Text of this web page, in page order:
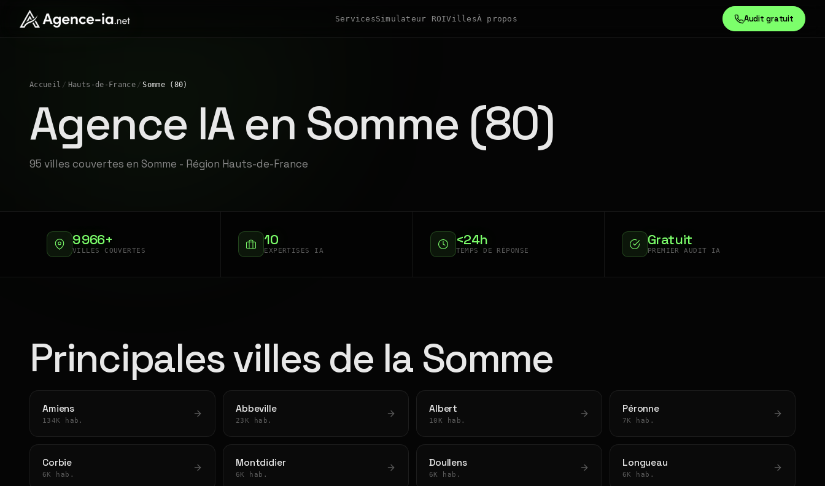
ServicesSimulateur ROIVillesÀ propos Audit gratuit
Accueil / Hauts-de-France / Somme (80)
Agence IA en Somme (80)
95 villes couvertes en Somme - Région Hauts-de-France
9 966+
VILLES COUVERTES
10
EXPERTISES IA
<24h
TEMPS DE RÉPONSE
Gratuit
PREMIER AUDIT IA
Principales villes de la Somme
Amiens
134K hab.
Abbeville
23K hab.
Albert
10K hab.
Péronne
7K hab.
Corbie
6K hab.
Montdidier
6K hab.
Doullens
6K hab.
Longueau
6K hab.